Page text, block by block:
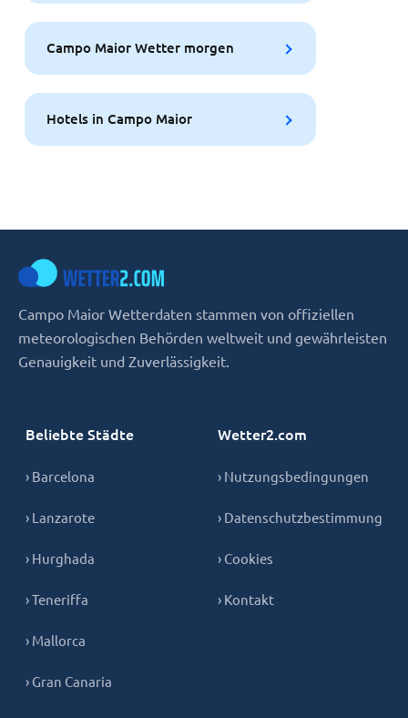
Campo Maior Wetter morgen
Hotels in Campo Maior
Campo Maior Wetterdaten stammen von offiziellen
meteorologischen Behörden weltweit und gewährleisten
Genauigkeit und Zuverlässigkeit.
Beliebte Städte
› Barcelona
› Lanzarote
› Hurghada
› Teneriffa
› Mallorca
› Gran Canaria
Wetter2.com
› Nutzungsbedingungen
› Datenschutzbestimmung
› Cookies
› Kontakt